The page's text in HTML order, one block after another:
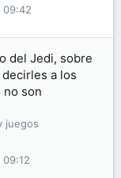
09:42
del Jedi, sobre
a los
no son
juegos
09:12